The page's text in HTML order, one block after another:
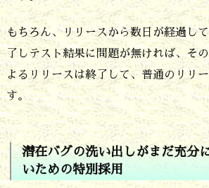
テ
ス
ト
が
未
了
で
もちろん、リリースから数日が経過し
了しテスト結果に問題が無ければ、そ
よるリリースは終了して、普通のリリ
す。
潜在バグの洗い出しがまだ充分
いための特別採用